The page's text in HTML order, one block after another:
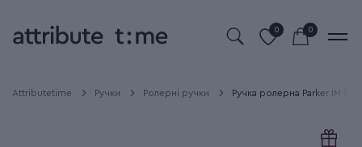
0 0
Attributetime Ручки Ролерні ручки Ручка ролерна Parker IM